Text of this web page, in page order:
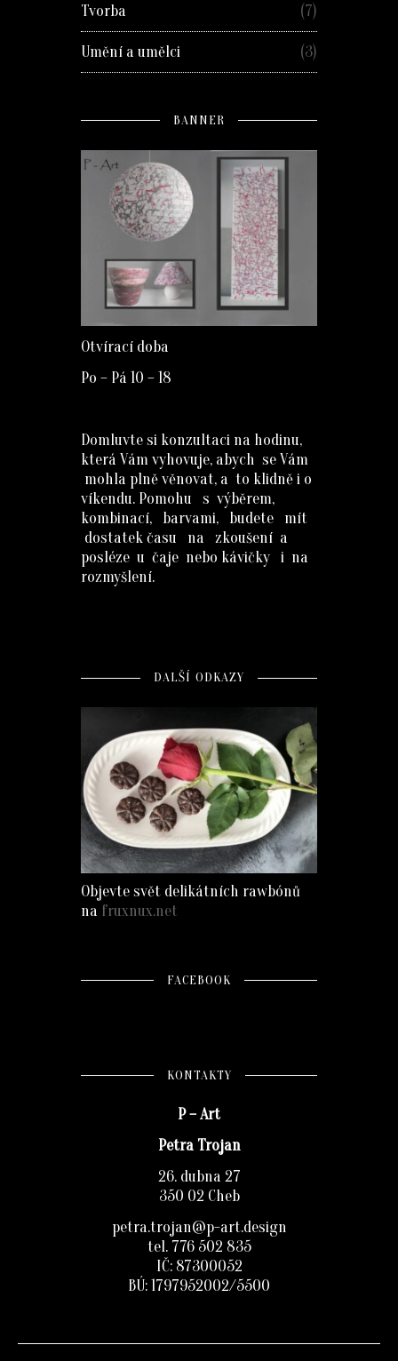
Tvorba (7)
Umění a umělci (3)
BANNER
Otvírací doba
Po – Pá 10 – 18
Domluvte si konzultaci na hodinu,
která Vám vyhovuje, abych se Vám
mohla plně věnovat, a to klidně i o
víkendu. Pomohu s výběrem,
kombinací, barvami, budete mít
dostatek času na zkoušení a
posléze u čaje nebo kávičky i na
rozmyšlení.
DALŠÍ ODKAZY
Objevte svět delikátních rawbónů
na fruxnux.net
FACEBOOK
KONTAKTY
P – Art
Petra Trojan
26. dubna 27
350 02 Cheb
petra.trojan@p-art.design
tel. 776 502 835
IČ: 87300052
BÚ: 1797952002/5500